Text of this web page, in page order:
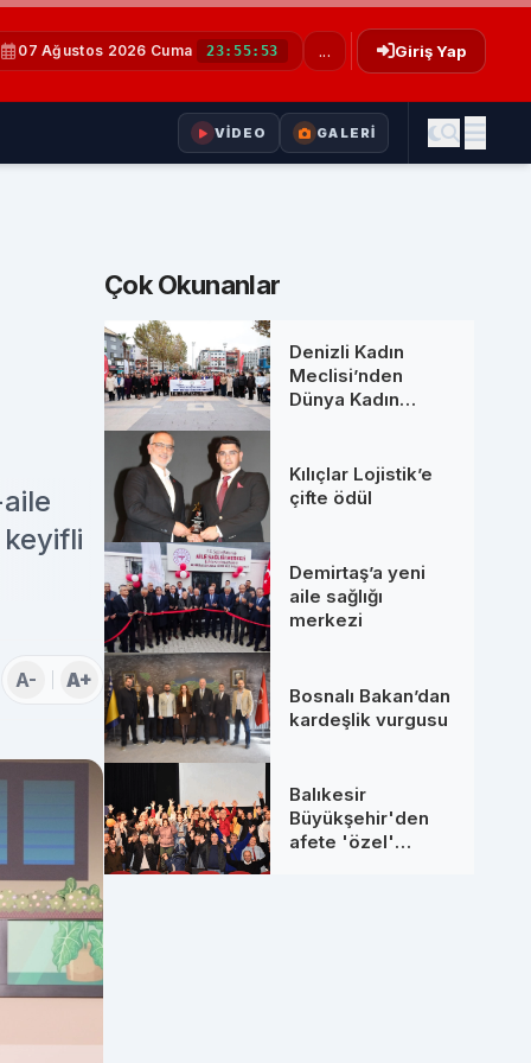
07 Ağustos 2026 Cuma 23:55:54 ... Giriş Yap
VİDEO GALERİ
A- A+
Çok Okunanlar
Denizli Kadın
Meclisi’nden
Dünya Kadın
Kılıçlar Lojistik’e
çifte ödül
Demirtaş’a yeni
aile sağlığı
merkezi
Bosnalı Bakan’dan
kardeşlik vurgusu
Balıkesir
Büyükşehir'den
afete 'özel'